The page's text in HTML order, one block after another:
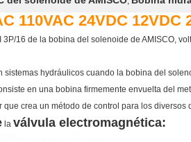
110VAC 24VDC 12VDC
16 de la bobina del solenoide de AMISCO,
hydráulicos cuando la bobina del
en una bobina firmemente envuelta del
crea un método de control para los
la válvula electromagnética: